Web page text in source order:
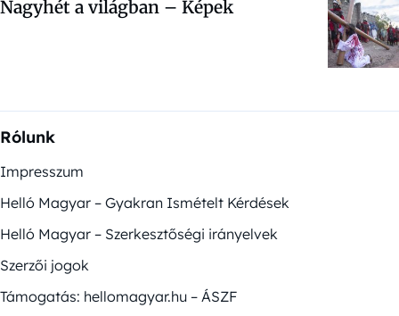
Nagyhét a világban – Képek
Rólunk
Impresszum
Helló Magyar – Gyakran Ismételt Kérdések
Helló Magyar – Szerkesztőségi irányelvek
Szerzői jogok
Támogatás: hellomagyar.hu – ÁSZF